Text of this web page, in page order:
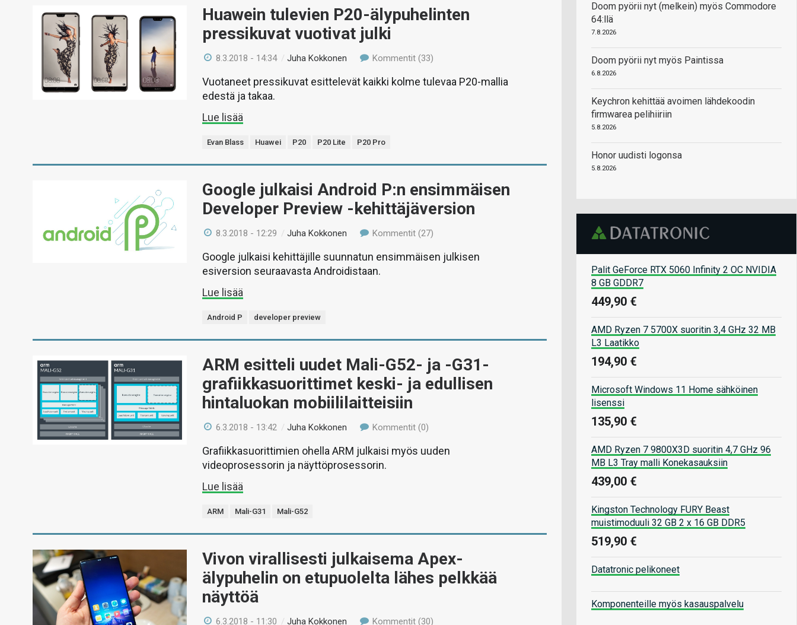
Huawein tulevien P20-älypuhelinten
pressikuvat vuotivat julki
8.3.2018 - 14:34 /Juha Kokkonen Kommentit (33)
Vuotaneet pressikuvat esittelevät kaikki kolme tulevaa P20-mallia
edestä ja takaa.
Lue lisää
Evan Blass Huawei P20 P20 Lite P20 Pro
Google julkaisi Android P:n ensimmäisen
Developer Preview -kehittäjäversion
8.3.2018 - 12:29 /Juha Kokkonen Kommentit (27)
Google julkaisi kehittäjille suunnatun ensimmäisen julkisen
esiversion seuraavasta Androidistaan.
Lue lisää
Android P developer preview
ARM esitteli uudet Mali-G52- ja -G31-
grafiikkasuorittimet keski- ja edullisen
hintaluokan mobiililaitteisiin
6.3.2018 - 13:42 /Juha Kokkonen Kommentit (0)
Grafiikkasuorittimien ohella ARM julkaisi myös uuden
videoprosessorin ja näyttöprosessorin.
Lue lisää
ARM Mali-G31 Mali-G52
Vivon virallisesti julkaisema Apex-
älypuhelin on etupuolelta lähes pelkkää
näyttöä
6.3.2018 - 11:30 /Juha Kokkonen Kommentit (30)
Doom pyörii nyt (melkein) myös Commodore
64:llä
7.8.2026
Doom pyörii nyt myös Paintissa
6.8.2026
Keychron kehittää avoimen lähdekoodin
firmwarea pelihiiriin
5.8.2026
Honor uudisti logonsa
5.8.2026
Palit GeForce RTX 5060 Infinity 2 OC NVIDIA
8 GB GDDR7
449,90 €
AMD Ryzen 7 5700X suoritin 3,4 GHz 32 MB
L3 Laatikko
194,90 €
Microsoft Windows 11 Home sähköinen
lisenssi
135,90 €
AMD Ryzen 7 9800X3D suoritin 4,7 GHz 96
MB L3 Tray malli Konekasauksiin
439,00 €
Kingston Technology FURY Beast
muistimoduuli 32 GB 2 x 16 GB DDR5
519,90 €
Datatronic pelikoneet
Komponenteille myös kasauspalvelu